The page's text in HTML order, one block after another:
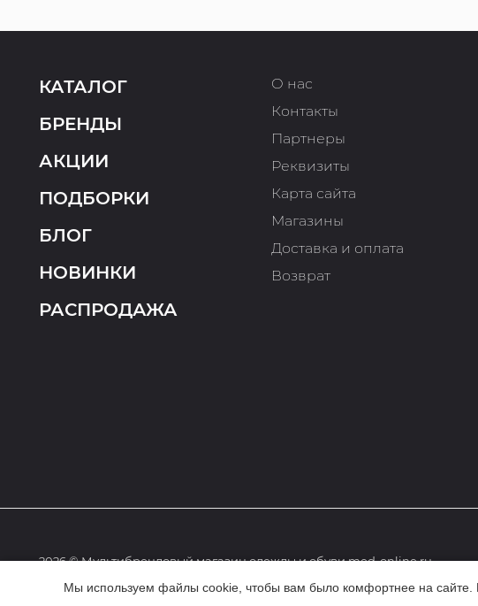
Мы используем файлы cookie, чтобы вам было комфортнее на сайте.
КАТАЛОГ
БРЕНДЫ
АКЦИИ
ПОДБОРКИ
БЛОГ
НОВИНКИ
РАСПРОДАЖА
О нас
Контакты
Партнеры
Реквизиты
Карта сайта
Магазины
Доставка и оплата
Возврат
2026 © Мультибрендовый магазин одежды и обуви med-online.ru